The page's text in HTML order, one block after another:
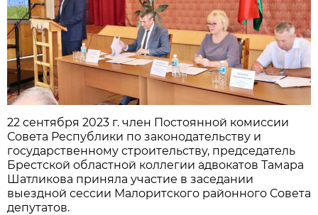
22 сентября 2023 г. член Постоянной комиссии
Совета Республики по законодательству и
государственному строительству, председатель
Брестской областной коллегии адвокатов Тамара
Шатликова приняла участие в заседании
выездной сессии Малоритского районного Совета
депутатов.